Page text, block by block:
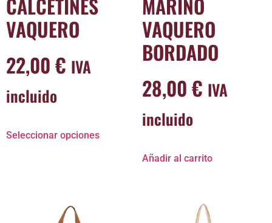
VAQUERO
22,00€ IVA
incluido
Seleccionar opciones
VAQUERO
BORDADO
28,00€ IVA
incluido
Añadir al carrito